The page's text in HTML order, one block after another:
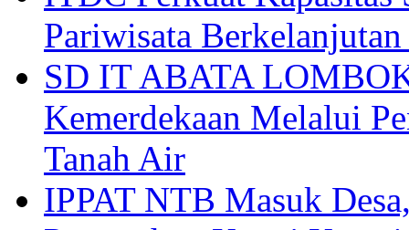
Pariwisata
SD IT ABATA
Kemerdekaan Melalui
Tanah Air
IPPAT NTB Masuk